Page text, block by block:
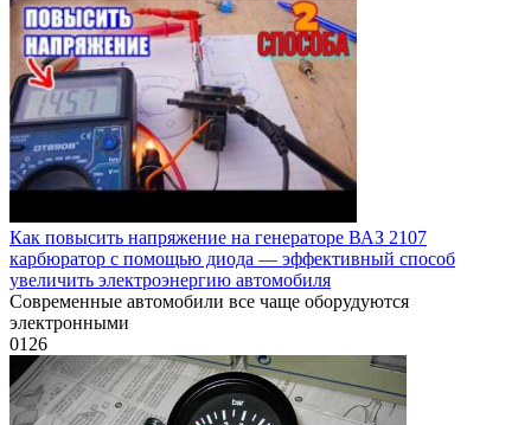
Как повысить напряжение на генераторе ВАЗ 2107
карбюратор с помощью диода — эффективный способ
увеличить электроэнергию автомобиля
Современные автомобили все чаще оборудуются
электронными
0126